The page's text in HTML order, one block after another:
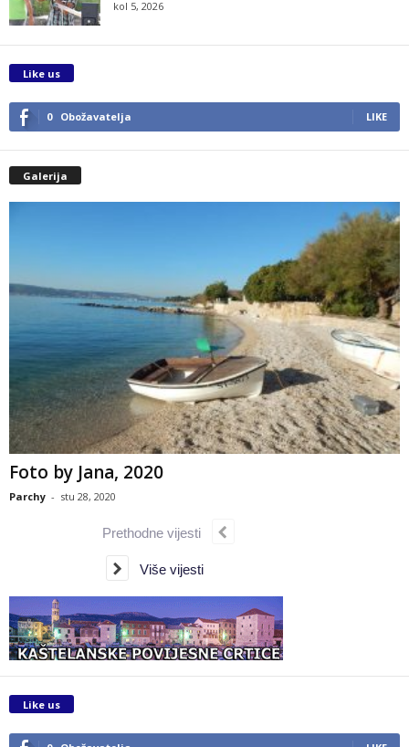
kol 5, 2026
Like us
0 Obožavatelja LIKE
Galerija
Foto by Jana, 2020
Parchy - stu 28, 2020
Prethodne vijesti
Više vijesti
Like us